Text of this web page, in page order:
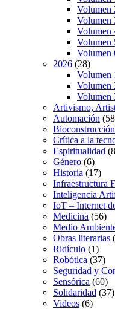
Volumen
Volumen
Volumen
Volumen
Volumen
2026 (28)
Volumen
Volumen
Volumen
Artivismo,
Automación
Crítica a la
Espiritualidad
Género (6)
Historia (17)
Infraestructura
Inteligencia
IoT – Internet
Medicina (56)
Medio
Obras literarias
Ridículo (1)
Robótica (37)
Seguridad y
Sensórica (60)
Solidaridad (37)
Videos (6)